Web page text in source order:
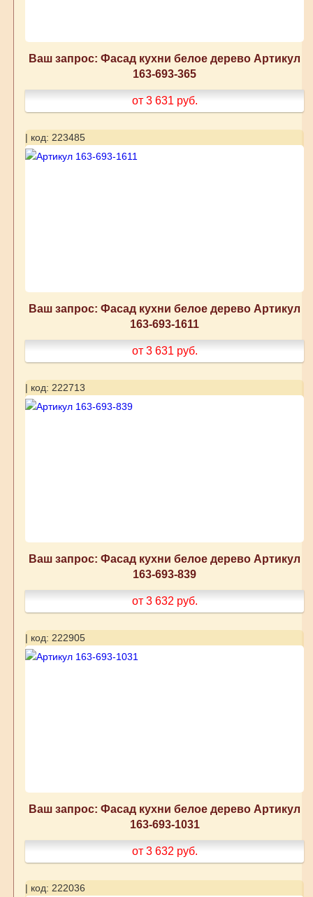
Ваш запрос: Фасад кухни белое дерево Артикул
163-693-365
от 3 631 руб.
| код: 223485
Ваш запрос: Фасад кухни белое дерево Артикул
163-693-1611
от 3 631 руб.
| код: 222713
Ваш запрос: Фасад кухни белое дерево Артикул
163-693-839
от 3 632 руб.
| код: 222905
Ваш запрос: Фасад кухни белое дерево Артикул
163-693-1031
от 3 632 руб.
| код: 222036